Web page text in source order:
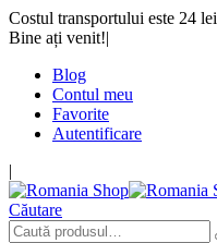
Costul transportului este 24 lei
Bine ați venit!|
Blog
Contul meu
Favorite
Autentificare
|
Căutare